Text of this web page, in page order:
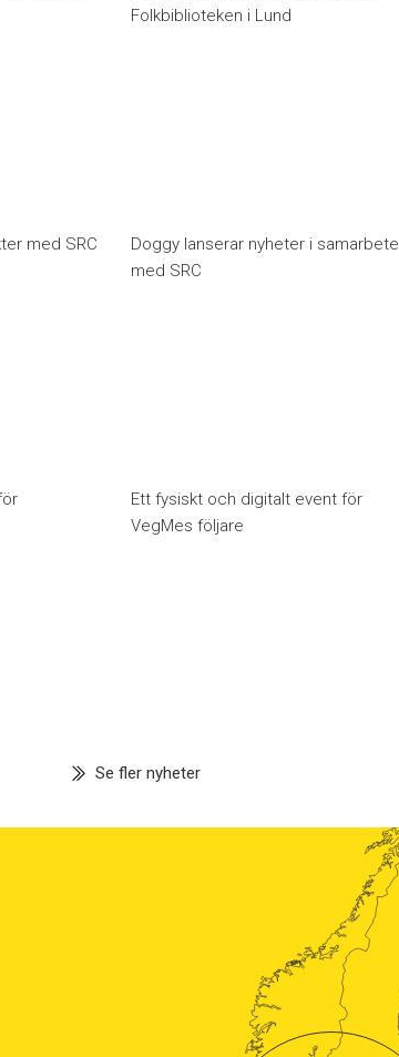
Folkbiblioteken i Lund
med SRC
Doggy lanserar nyheter i samarbete
med SRC
Ett fysiskt och digitalt event för
VegMes följare
Se fler nyheter